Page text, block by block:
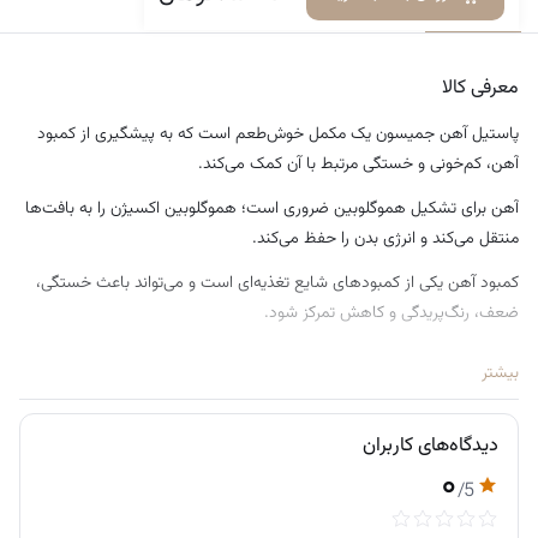
معرفی کالا
پاستیل آهن جمیسون یک مکمل خوش‌طعم است که به پیشگیری از کمبود
آهن، کم‌خونی و خستگی مرتبط با آن کمک می‌کند.
آهن برای تشکیل هموگلوبین ضروری است؛ هموگلوبین اکسیژن را به بافت‌ها
منتقل می‌کند و انرژی بدن را حفظ می‌کند.
کمبود آهن یکی از کمبودهای شایع تغذیه‌ای است و می‌تواند باعث خستگی،
ضعف، رنگ‌پریدگی و کاهش تمرکز شود.
برخی اشکال دیگر آهن دارد.
وجود پکتین در گامی باعث حفظ بافت گیاهی و عدم استفاده از ژلاتین
می‌شود.
بیشتر
دیدگاه‌های کاربران
۰/5